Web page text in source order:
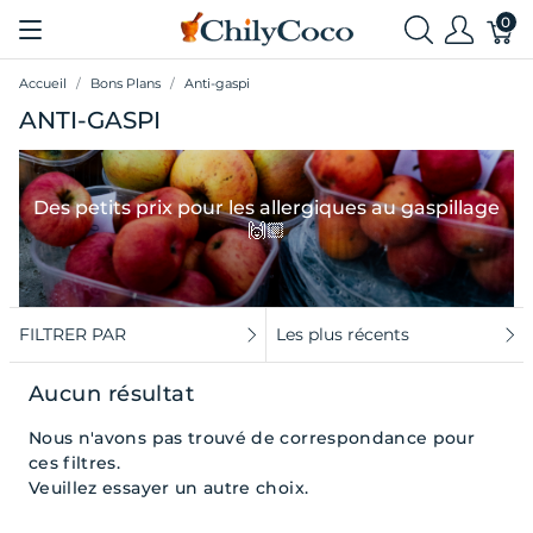
0
Accueil Bons Plans Anti-gaspi
ANTI-GASPI
Des petits prix pour les allergiques au gaspillage
🙌🏼
FILTRER PAR Les plus récents
Aucun résultat
Nous n'avons pas trouvé de correspondance pour
ces filtres.
Veuillez essayer un autre choix.